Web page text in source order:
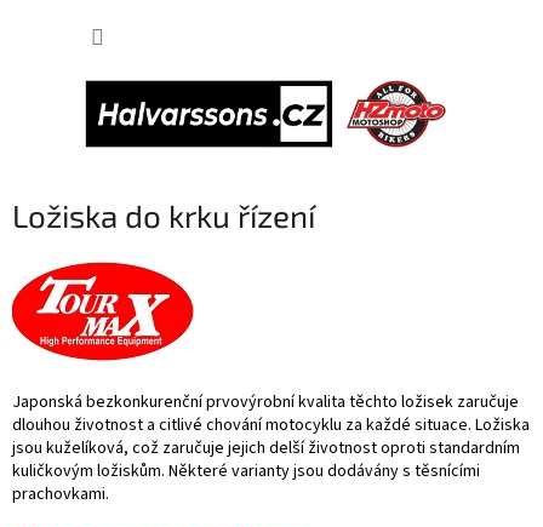
Ložiska do krku řízení
Japonská bezkonkurenční prvovýrobní kvalita těchto ložisek zaručuje
dlouhou životnost a citlivé chování motocyklu za každé situace. Ložiska
jsou kuželíková, což zaručuje jejich delší životnost oproti standardním
kuličkovým ložiskům. Některé varianty jsou dodávány s těsnícími
prachovkami.